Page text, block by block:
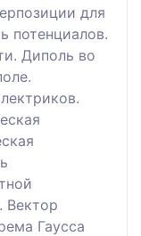
для
потенциалов.
Диполь во
Вектор
Гаусса